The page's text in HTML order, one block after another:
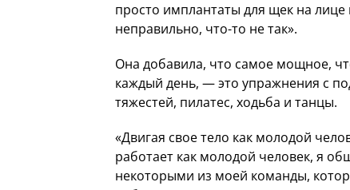
просто имплантаты для щек на лице
неправильно, что-то не так».
Она добавила, что самое мощное,
каждый день, — это упражнения с
тяжестей, пилатес, ходьба и танцы.
«Двигая свое тело как молодой
работает как молодой человек, я
некоторыми из моей команды,